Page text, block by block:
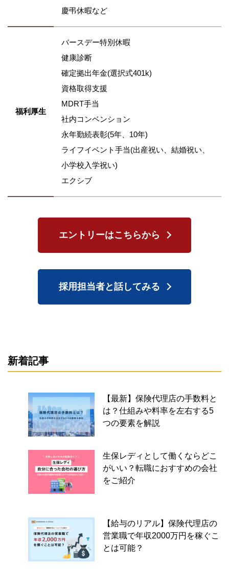
慶弔休暇など
福利厚生
バースデー特別休暇
健康診断
確定拠出年金(選択式401k)
資格取得支援
MDRT手当
社内コンベンション
永年勤続表彰(5年、10年)
ライフイベント手当(出産祝い、結婚祝い、
小学校入学祝い)
エクシブ
エントリーはこちらから
採用担当者と話してみる
新着記事
【最新】保険代理店の手数料と
は？仕組みや料率を左右する5
つの要素を解説
生保レディとして働くならどこ
がいい？転職におすすめの会社
をご紹介
【給与のリアル】保険代理店の
営業職で年収2000万円を稼ぐこ
とは可能？